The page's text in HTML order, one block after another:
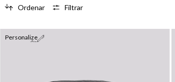
Ordenar Filtrar
Personalize